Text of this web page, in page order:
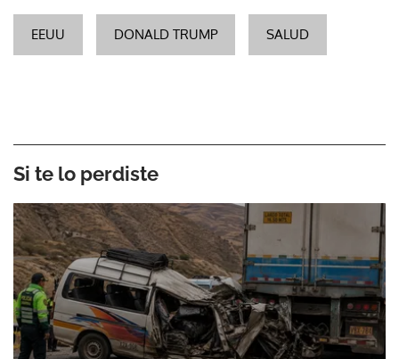
EEUU DONALD TRUMP SALUD
Si te lo perdiste